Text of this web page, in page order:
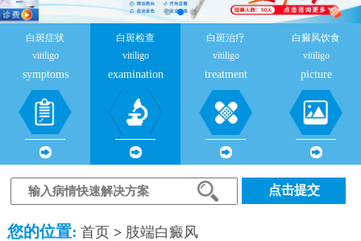
白斑症状
vitiligo
symptoms
白斑检查
vitiligo
examination
白斑治疗
vitiligo
treatment
白癜风饮食
vitiligo
picture
点击提交
您的位置: 首页> 肢端白癜风